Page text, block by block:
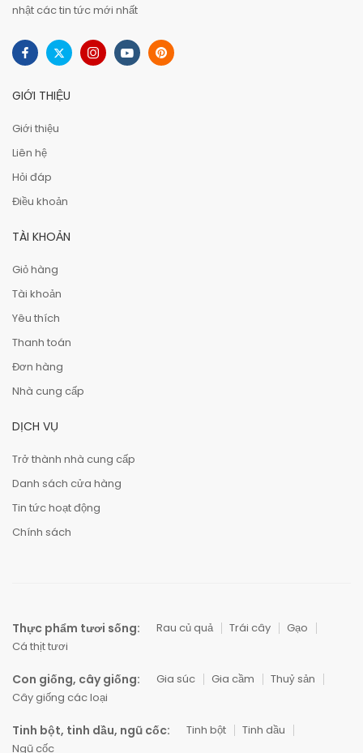
nhật các tin tức mới nhất
GIỚI THIỆU
Giới thiệu
Liên hệ
Hỏi đáp
Điều khoản
TÀI KHOẢN
Giỏ hàng
Tài khoản
Yêu thích
Thanh toán
Đơn hàng
Nhà cung cấp
DỊCH VỤ
Trở thành nhà cung cấp
Danh sách cửa hàng
Tin tức hoạt động
Chính sách
Thực phẩm tươi sống: Rau củ quả Trái cây
Gạo
Cá thịt tươi
Con giống, cây giống: Gia súc Gia cầm
Thuỷ sản
Cây giống các loại
Tinh bột, tinh dầu, ngũ cốc: Tinh bột
Tinh dầu
Ngũ cốc